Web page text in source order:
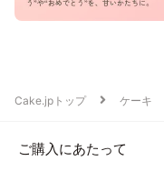
Cake.jpトップ ケーキ
ご購入にあたって